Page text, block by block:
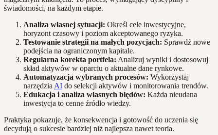
świadomości, na każdym etapie.
Analiza własnej sytuacji: Określ cele inwestycyjne,
horyzont czasowy i poziom akceptowanego ryzyka.
Testowanie strategii na małych pozycjach: Sprawdź nowe
podejścia na ograniczonym kapitale.
Regularna korekta portfela: Analizuj wyniki i dostosowuj
skład aktywów w oparciu o aktualne dane rynkowe.
Automatyzacja wybranych procesów: Wykorzystaj
narzędzia AI do selekcji aktywów i monitorowania trendów.
Edukacja i analiza własnych błędów: Każda nieudana
inwestycja to cenne źródło wiedzy.
Praktyka pokazuje, że konsekwencja i gotowość do uczenia się
decydują o sukcesie bardziej niż najlepsza nawet teoria.